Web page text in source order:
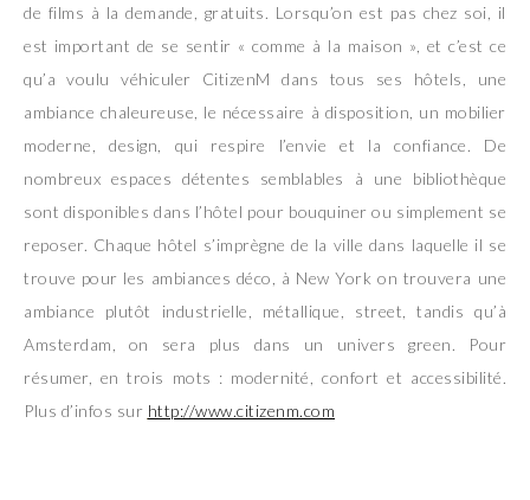
de films à la demande, gratuits. Lorsqu’on est pas chez soi, il
est important de se sentir « comme à la maison », et c’est ce
qu’a voulu véhiculer CitizenM dans tous ses hôtels, une
ambiance chaleureuse, le nécessaire à disposition, un mobilier
moderne, design, qui respire l’envie et la confiance. De
nombreux espaces détentes semblables à une bibliothèque
sont disponibles dans l’hôtel pour bouquiner ou simplement se
reposer. Chaque hôtel s’imprègne de la ville dans laquelle il se
trouve pour les ambiances déco, à New York on trouvera une
ambiance plutôt industrielle, métallique, street, tandis qu’à
Amsterdam, on sera plus dans un univers green. Pour
résumer, en trois mots : modernité, confort et accessibilité.
Plus d’infos sur http://www.citizenm.com